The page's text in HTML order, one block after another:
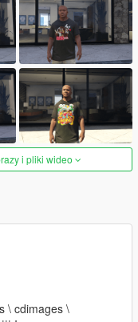
i pliki wideo
\ cdimages \